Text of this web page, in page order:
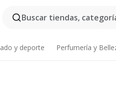
Buscar tiendas,
y deporte Perfumería y